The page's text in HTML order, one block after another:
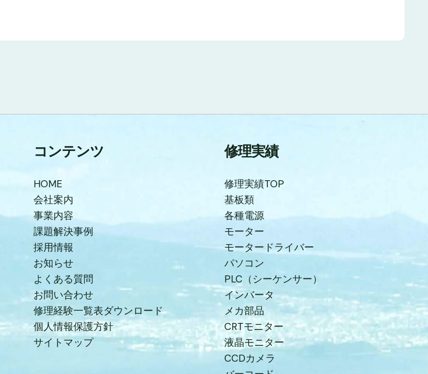
コンテンツ
HOME
会社案内
事業内容
課題解決事例
採用情報
お知らせ
よくある質問
お問い合わせ
修理経験一覧表ダウンロード
個人情報保護方針
サイトマップ
修理実績
修理実績TOP
基板類
各種電源
モーター
モータードライバー
パソコン
PLC（シーケンサー）
インバータ
メカ部品
CRTモニター
液晶モニター
CCDカメラ